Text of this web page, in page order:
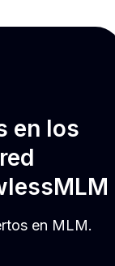
en los
en MLM.